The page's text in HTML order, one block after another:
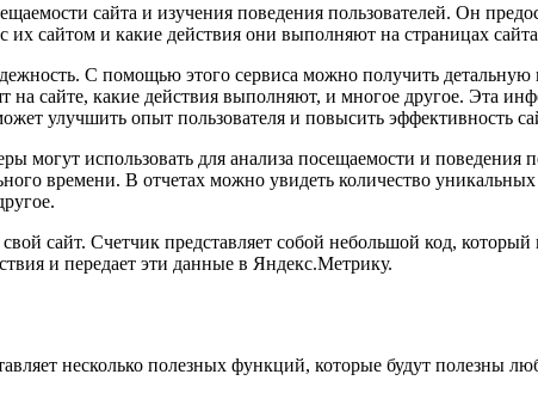
сайта и изучения поведения пользователей. Он
сайтом и какие действия они выполняют на страницах
С помощью этого сервиса можно получить
на сайте, какие действия выполняют, и многое другое. Эта
улучшить опыт пользователя и повысить эффективность
могут использовать для анализа посещаемости и поведения
времени. В отчетах можно увидеть количество
сайт. Счетчик представляет собой небольшой код,
и передает эти данные в Яндекс.Метрику.
несколько полезных функций, которые будут полезны